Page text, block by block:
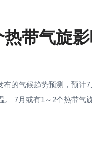
热带气旋
的气候趋势预测，预计
。 7月或有1～2个热带气